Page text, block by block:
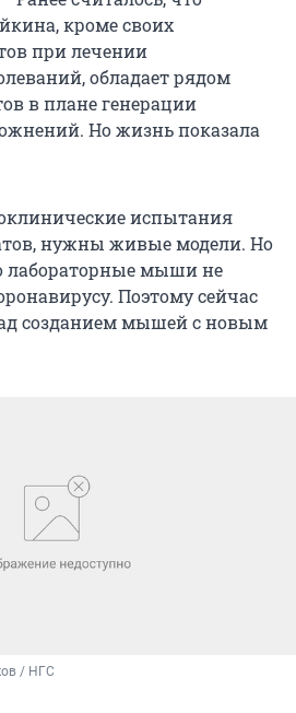
кроме своих
при лечении
обладает рядом
в плане генерации
Но жизнь показала
испытания
нужны живые модели. Но
лабораторные мыши не
Поэтому сейчас
созданием мышей с новым
/ НГС